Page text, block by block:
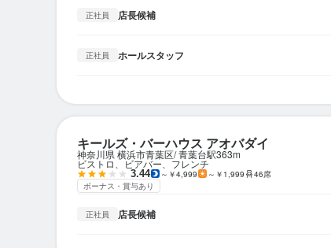
正社員 店長候補
正社員 ホールスタッフ
キールズ・バーハウス アオバダイ
神奈川県 横浜市青葉区 青葉台駅363m
ビストロ、ビアバー、フレンチ
3.44 ～￥4,999 ～￥1,999
46席
ボーナス・賞与あり
正社員 店長候補